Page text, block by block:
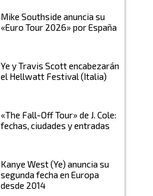
Mike Southside anuncia su
«Euro Tour 2026» por España
Ye y Travis Scott encabezarán
el Hellwatt Festival (Italia)
«The Fall-Off Tour» de J. Cole:
fechas, ciudades y entradas
Kanye West (Ye) anuncia su
segunda fecha en Europa
desde 2014